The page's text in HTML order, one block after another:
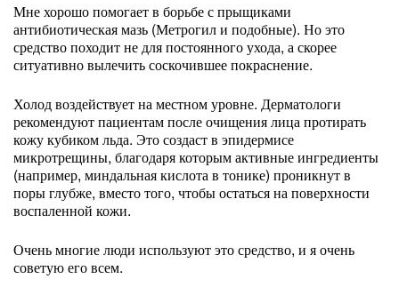
Мне хорошо помогает в борьбе с прыщиками
антибиотическая мазь (Метрогил и подобные). Но это
средство походит не для постоянного ухода, а скорее
ситуативно вылечить соскочившее покраснение.
Холод воздействует на местном уровне. Дерматологи
рекомендуют пациентам после очищения лица протирать
кожу кубиком льда. Это создаст в эпидермисе
микротрещины, благодаря которым активные ингредиенты
(например, миндальная кислота в тонике) проникнут в
поры глубже, вместо того, чтобы остаться на поверхности
воспаленной кожи.
Очень многие люди используют это средство, и я очень
советую его всем.